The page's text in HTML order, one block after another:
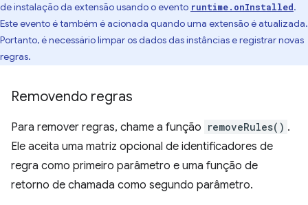
de instalação da extensão usando o evento runtime.onInstalled.
Este evento é também é acionada quando uma extensão é atualizada.
Portanto, é necessário limpar os dados das instâncias e registrar novas
regras.
Removendo regras
Para remover regras, chame a função removeRules() .
Ele aceita uma matriz opcional de identificadores de
regra como primeiro parâmetro e uma função de
retorno de chamada como segundo parâmetro.